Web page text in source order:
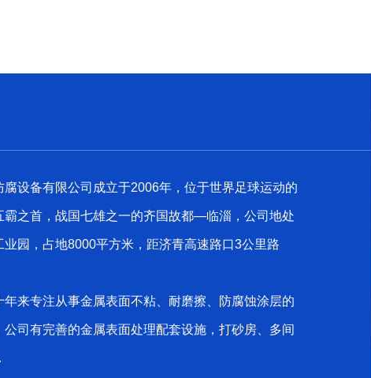
设备有限公司成立于2006年，位于世界足球运动的
霸之首，战国七雄之一的齐国故都—临淄，公司地处
业园，占地8000平方米，距济青高速路口3公里路
来专注从事金属表面不粘、耐磨擦、防腐蚀涂层的
公司有完善的金属表面处理配套设施，打砂房、多间